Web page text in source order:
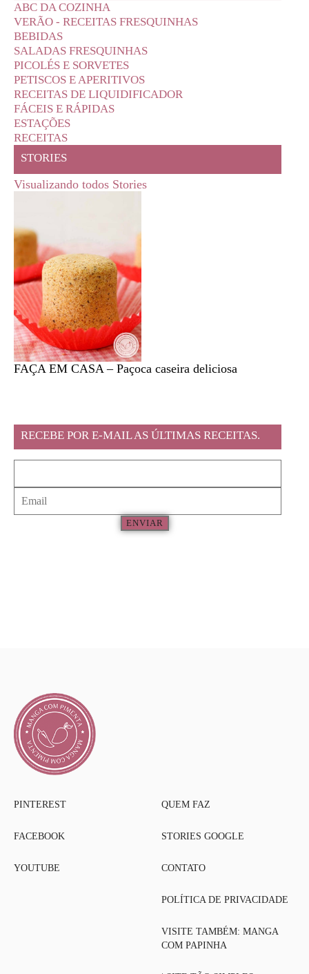
ABC DA COZINHA
VERÃO - RECEITAS FRESQUINHAS
BEBIDAS
SALADAS FRESQUINHAS
PICOLÉS E SORVETES
PETISCOS E APERITIVOS
RECEITAS DE LIQUIDIFICADOR
FÁCEIS E RÁPIDAS
ESTAÇÕES
RECEITAS
STORIES
Visualizando todos Stories
FAÇA EM CASA – Paçoca caseira deliciosa
RECEBE POR E-MAIL AS ÚLTIMAS RECEITAS.
ENVIAR
PINTEREST
FACEBOOK
YOUTUBE
QUEM FAZ
STORIES GOOGLE
CONTATO
POLÍTICA DE PRIVACIDADE
VISITE TAMBÉM: MANGA
COM PAPINHA